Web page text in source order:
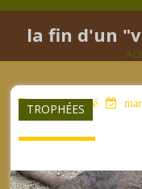
la fin d'un
TROPHÉES
aucun mot clé